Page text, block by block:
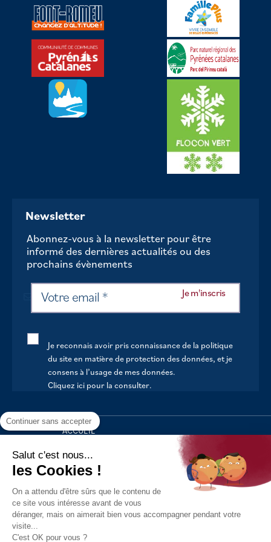
Newsletter
Abonnez-vous à la newsletter pour être
informé des dernières actualités ou des
prochains évènements
Je reconnais avoir pris connaissance de la politique
du site en matière de protection des données, et je
consens à l’usage de mes données.
Cliquez ici pour la consulter.
ACCUEIL
VOTRE MAIRIE
VOTRE QUOTIDIEN
AU FIL DE LA VIE
LOISIRS
S’INFORMER
Continuer sans accepter
Salut c'est nous...
les Cookies !
On a attendu d'être sûrs que le contenu de
ce site vous intéresse avant de vous
déranger, mais on aimerait bien vous accompagner pendant votre
visite...
C'est OK pour vous ?